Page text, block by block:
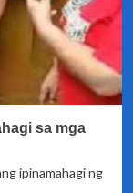
sa mga
ipinamahagi ng